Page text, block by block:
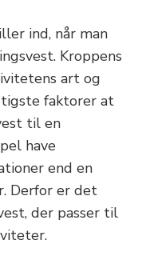
ind, når man
Kroppens
art og
faktorer at
til en
have
end en
Derfor er det
der passer til